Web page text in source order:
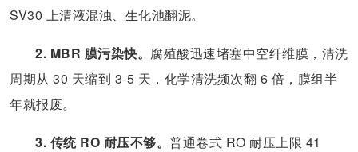
SV30 上清液混浊、生化池翻泥。
2. MBR 膜污染快。 腐殖酸迅速堵塞中空纤维膜，清洗
周期从 30 天缩到 3-5 天，化学清洗频次翻 6 倍，膜组半
年就报废。
3. 传统 RO 耐压不够。 普通卷式 RO 耐压上限 41